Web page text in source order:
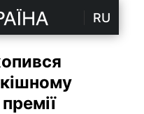
RU